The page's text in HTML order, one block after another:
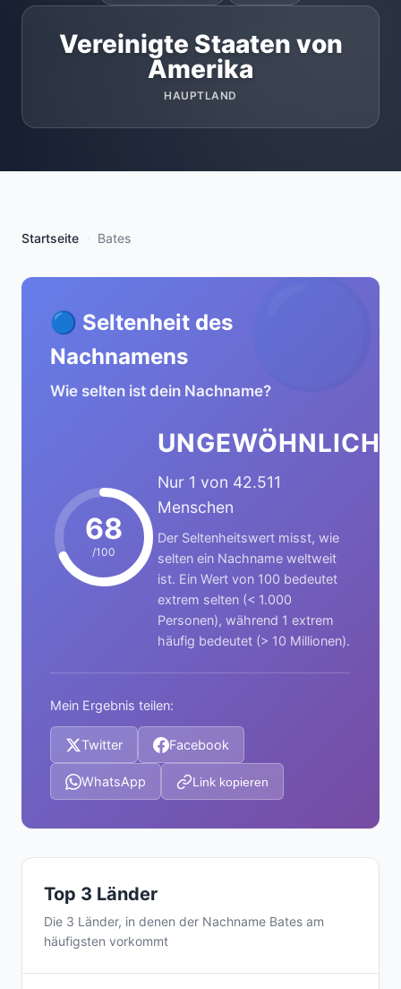
Vereinigte Staaten von
Amerika
HAUPTLAND
Startseite Bates
🔵
🔵 Seltenheit des
Nachnamens
Wie selten ist dein Nachname?
68
/100
UNGEWÖHNLICH
Nur 1 von 42.511
Menschen
Der Seltenheitswert misst, wie
selten ein Nachname weltweit
ist. Ein Wert von 100 bedeutet
extrem selten (< 1.000
Personen), während 1 extrem
häufig bedeutet (> 10 Millionen).
Mein Ergebnis teilen:
Twitter Facebook
WhatsApp Link kopieren
Top 3 Länder
Die 3 Länder, in denen der Nachname Bates am
häufigsten vorkommt